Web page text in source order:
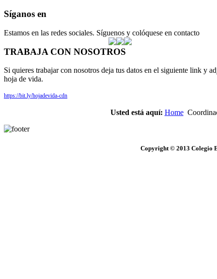
Síganos en
Estamos en las redes sociales. Síguenos y colóquese en contacto
TRABAJA CON NOSOTROS
Si quieres trabajar con nosotros deja tus datos en el siguiente link y
hoja de vida.
https://bit.ly/hojadevida-cdn
Usted está aquí: Home
Copyright © 2013 Colegio